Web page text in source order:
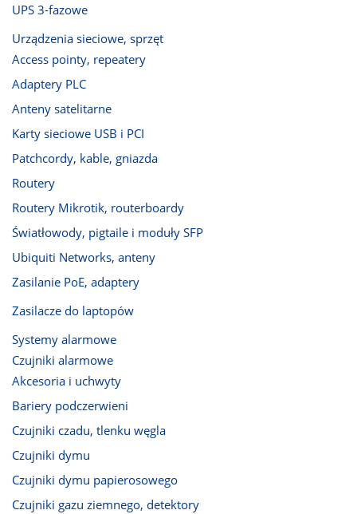
UPS 3-fazowe
Urządzenia sieciowe, sprzęt
Access pointy, repeatery
Adaptery PLC
Anteny satelitarne
Karty sieciowe USB i PCI
Patchcordy, kable, gniazda
Routery
Routery Mikrotik, routerboardy
Światłowody, pigtaile i moduły SFP
Ubiquiti Networks, anteny
Zasilanie PoE, adaptery
Zasilacze do laptopów
Systemy alarmowe
Czujniki alarmowe
Akcesoria i uchwyty
Bariery podczerwieni
Czujniki czadu, tlenku węgla
Czujniki dymu
Czujniki dymu papierosowego
Czujniki gazu ziemnego, detektory